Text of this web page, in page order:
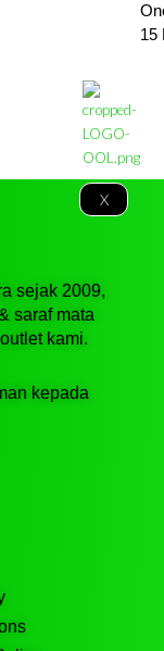
15
X
sejak 2009,
saraf mata
kami.
kepada